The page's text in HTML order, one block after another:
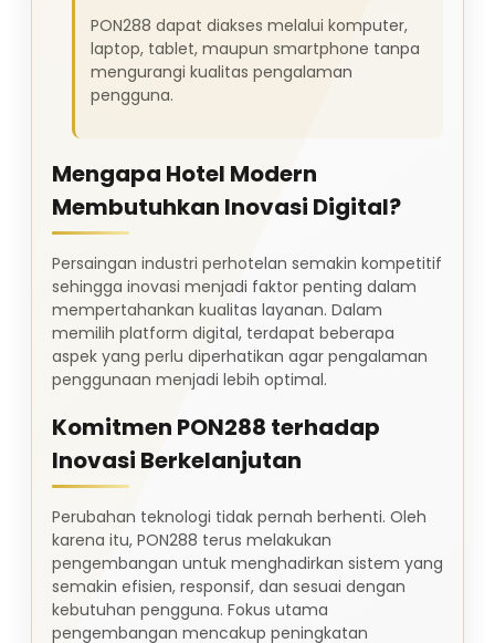
PON288 dapat diakses melalui komputer,
laptop, tablet, maupun smartphone tanpa
mengurangi kualitas pengalaman
pengguna.
Mengapa Hotel Modern
Membutuhkan Inovasi Digital?
Persaingan industri perhotelan semakin kompetitif
sehingga inovasi menjadi faktor penting dalam
mempertahankan kualitas layanan. Dalam
memilih platform digital, terdapat beberapa
aspek yang perlu diperhatikan agar pengalaman
penggunaan menjadi lebih optimal.
Komitmen PON288 terhadap
Inovasi Berkelanjutan
Perubahan teknologi tidak pernah berhenti. Oleh
karena itu, PON288 terus melakukan
pengembangan untuk menghadirkan sistem yang
semakin efisien, responsif, dan sesuai dengan
kebutuhan pengguna. Fokus utama
pengembangan mencakup peningkatan